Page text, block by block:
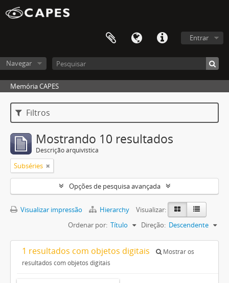
Entrar
Navegar
Memória CAPES
Filtros
Mostrando 10 resultados
Descrição arquivística
Subséries
Opções de pesquisa avançada
Visualizar impressão Hierarchy
Visualizar:
Ordenar por: Título Direção: Descendente
1 resultados com objetos digitais
Mostrar os
resultados com objetos digitais